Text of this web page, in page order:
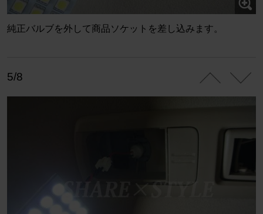
純正バルブを外して商品ソケットを差し込みます。
5/8